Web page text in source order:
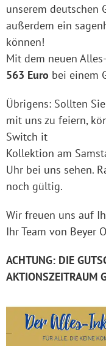
unserem deutschen
außerdem ein
können!
Mit dem neuen
563 Euro bei einem
Übrigens: Sollten
mit uns zu feiern,
Switch it
Kollektion am
Uhr bei uns sehen.
noch gültig.
Wir freuen uns auf
Ihr Team von Beyer
ACHTUNG: DIE
AKTIONSZEITRAUM